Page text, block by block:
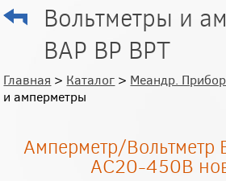
Вольтметры и
ВАР ВР ВРТ
Главная > Каталог > Меандр.
и амперметры
Амперметр/
АС20-450В